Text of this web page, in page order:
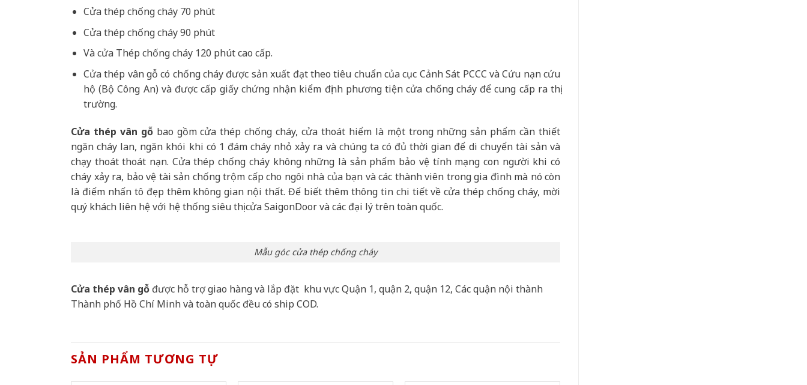
Cửa thép chống cháy 70 phút
Cửa thép chống cháy 90 phút
Và cửa Thép chống cháy 120 phút cao cấp.
Cửa thép vân gỗ có chống cháy được sản xuất đạt theo tiêu chuẩn của cục Cảnh Sát PCCC và Cứu nạn cứu
hộ (Bộ Công An) và được cấp giấy chứng nhận kiểm định phương tiện cửa chống cháy để cung cấp ra thị
trường.
Cửa thép vân gỗbao gồm cửa thép chống cháy, cửa thoát hiểm là một trong những sản phẩm cần thiết
ngăn cháy lan, ngăn khói khi có 1 đám cháy nhỏ xảy ra và chúng ta có đủ thời gian để di chuyển tài sản và
chạy thoát thoát nạn. Cửa thép chống cháy không những là sản phẩm bảo vệ tính mạng con người khi có
cháy xảy ra, bảo vệ tài sản chống trộm cấp cho ngôi nhà của bạn và các thành viên trong gia đình mà nó còn
là điểm nhấn tô đẹp thêm không gian nội thất. Để biết thêm thông tin chi tiết về cửa thép chống cháy, mời
quý khách liên hệ với hệ thống siêu thị cửa SaigonDoor và các đại lý trên toàn quốc.
Mẫu góc cửa thép chống cháy
Cửa thép vân gỗ được hỗ trợ giao hàng và lắp đặt khu vực Quận 1, quận 2, quận 12, Các quận nội thành
Thành phố Hồ Chí Minh và toàn quốc đều có ship COD.
SẢN PHẨM TƯƠNG TỰ